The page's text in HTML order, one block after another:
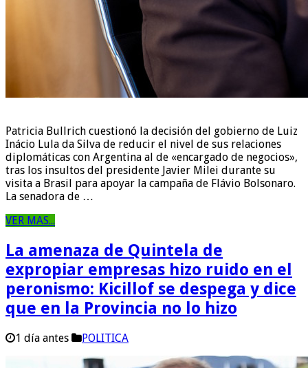
Patricia Bullrich cuestionó la decisión del gobierno de Luiz
Inácio Lula da Silva de reducir el nivel de sus relaciones
diplomáticas con Argentina al de «encargado de negocios»,
tras los insultos del presidente Javier Milei durante su
visita a Brasil para apoyar la campaña de Flávio Bolsonaro.
La senadora de …
VER MAS...
La amenaza de Quintela de
expropiar empresas hizo ruido en el
peronismo: Kicillof se despega y dice
que en la Provincia no lo hizo
1 día antes POLITICA